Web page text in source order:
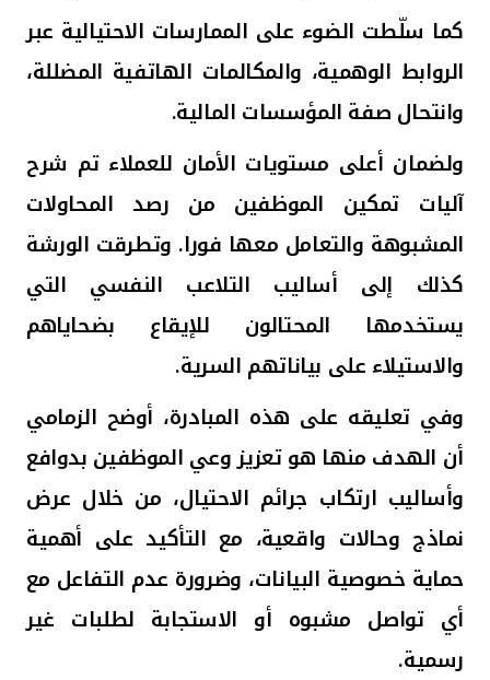
كما سلّطت الضوء على الممارسات الاحتيالية عبر
الروابط الوهمية، والمكالمات الهاتفية المضللة،
وانتحال صفة المؤسسات المالية.
ولضمان أعلى مستويات الأمان للعملاء تم شرح
آليات تمكين الموظفين من رصد المحاولات
المشبوهة والتعامل معها فورا. وتطرقت الورشة
كذلك إلى أساليب التلاعب النفسي التي
يستخدمها المحتالون للإيقاع بضحاياهم
والاستيلاء على بياناتهم السرية.
وفي تعليقه على هذه المبادرة، أوضح الزمامي
أن الهدف منها هو تعزيز وعي الموظفين بدوافع
وأساليب ارتكاب جرائم الاحتيال، من خلال عرض
نماذج وحالات واقعية، مع التأكيد على أهمية
حماية خصوصية البيانات، وضرورة عدم التفاعل مع
أي تواصل مشبوه أو الاستجابة لطلبات غير
رسمية.